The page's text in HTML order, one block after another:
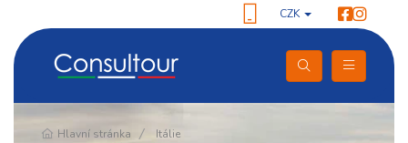
CZK
Hlavní stránka Itálie
Pokračování